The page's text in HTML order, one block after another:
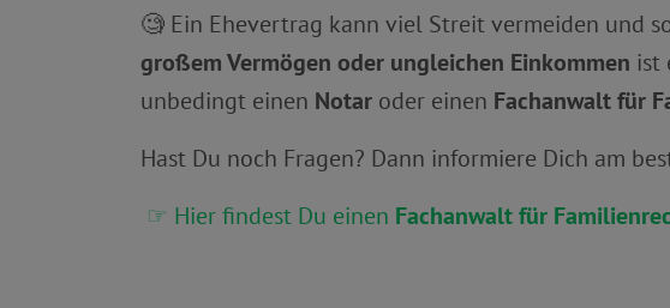
🧐 Ein Ehevertrag kann viel Streit vermeiden und
großem Vermögen oder ungleichen Einkommen ist
unbedingt einen Notar oder einen Fachanwalt für
Hast Du noch Fragen? Dann informiere Dich am
☞ Hier findest Du einen Fachanwalt für